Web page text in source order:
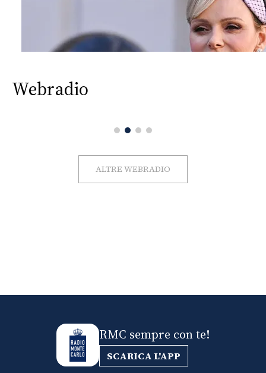
Webradio
ALTRE WEBRADIO
RMC sempre con te!
SCARICA L'APP